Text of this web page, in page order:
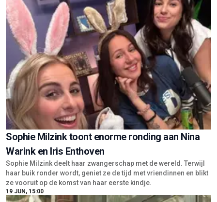
Sophie Milzink toont enorme ronding aan Nina
Warink en Iris Enthoven
Sophie Milzink deelt haar zwangerschap met de wereld. Terwijl
haar buik ronder wordt, geniet ze de tijd met vriendinnen en blikt
ze vooruit op de komst van haar eerste kindje.
19 JUN, 15:00